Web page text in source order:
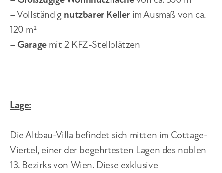
– Vollständig nutzbarer Keller im Ausmaß von ca.
120 m²
– Garage mit 2 KFZ-Stellplätzen
Lage:
Die Altbau-Villa befindet sich mitten im Cottage-
Viertel, einer der begehrtesten Lagen des noblen
13. Bezirks von Wien. Diese exklusive